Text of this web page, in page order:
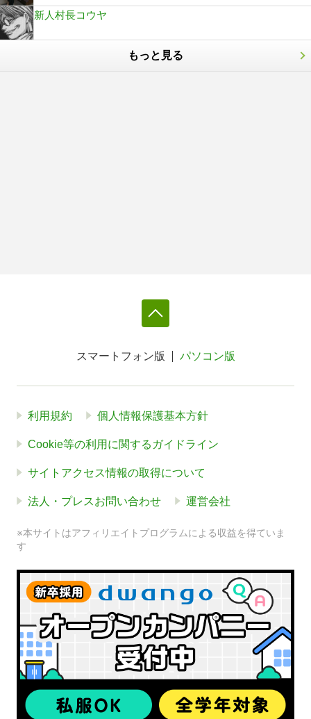
新人村長コウヤ
もっと見る
スマートフォン版 パソコン版
利用規約 個人情報保護基本方針
Cookie等の利用に関するガイドライン
サイトアクセス情報の取得について
法人・プレスお問い合わせ 運営会社
※本サイトはアフィリエイトプログラムによる収益を得ていま
す